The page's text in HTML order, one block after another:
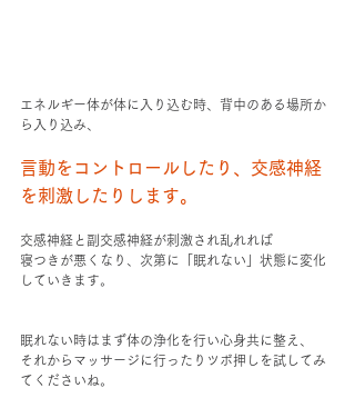
エネルギー体が体に入り込む時、背中のある場所か
ら入り込み、
言動をコントロールしたり、交感神経
を刺激したりします。
交感神経と副交感神経が刺激され乱れれば
寝つきが悪くなり、次第に「眠れない」状態に変化
していきます。
眠れない時はまず体の浄化を行い心身共に整え、
それからマッサージに行ったりツボ押しを試してみ
てくださいね。